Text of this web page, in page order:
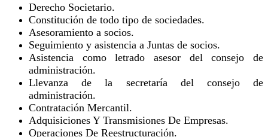
Derecho Societario.
Constitución de todo tipo de sociedades.
Asesoramiento a socios.
Seguimiento y asistencia a Juntas de socios.
Asistencia como letrado asesor del consejo de
administración.
Llevanza de la secretaría del consejo de
administración.
Contratación Mercantil.
Adquisiciones Y Transmisiones De Empresas.
Operaciones De Reestructuración.